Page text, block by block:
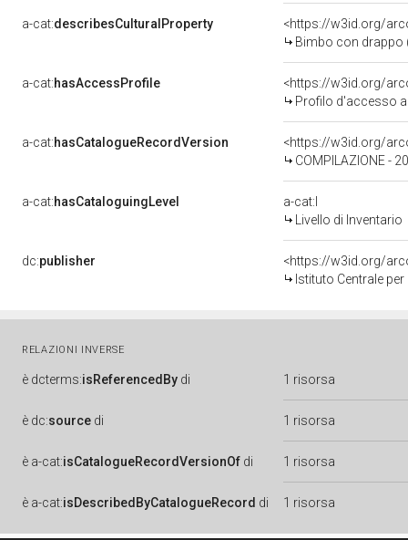
a-cat:describesCulturalProperty
<https://w3id.org/
Bimbo con drappo
a-cat:hasAccessProfile
<https://w3id.org/
Profilo d'accesso
a-cat:hasCatalogueRecordVersion
<https://w3id.org/
COMPILAZIONE -
a-cat:hasCataloguingLevel
a-cat:I
Livello di Inventario
dc:publisher
<https://w3id.org/
Istituto Centrale
RELAZIONI INVERSE
è dcterms:isReferencedBy di 1 risorsa
è dc:source di 1 risorsa
è a-cat:isCatalogueRecordVersionOf di 1 risorsa
è a-cat:isDescribedByCatalogueRecord di 1 risorsa